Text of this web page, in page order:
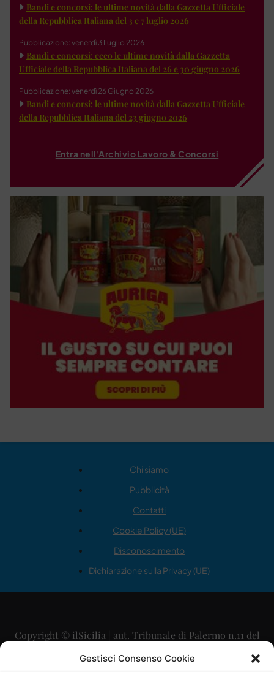
Gestisci Consenso Cookie
Bandi e concorsi: le ultime novità dalla Gazzetta Ufficiale
della Repubblica Italiana del 3 e 7 luglio 2026
Pubblicazione: venerdì 3 Luglio 2026
Bandi e concorsi: ecco le ultime novità dalla Gazzetta
Ufficiale della Repubblica Italiana del 26 e 30 giugno 2026
Pubblicazione: venerdì 26 Giugno 2026
Bandi e concorsi: le ultime novità dalla Gazzetta Ufficiale
della Repubblica Italiana del 23 giugno 2026
Entra nell'Archivio Lavoro & Concorsi
Chi siamo
Pubblicità
Contatti
Cookie Policy (UE)
Disconoscimento
Dichiarazione sulla Privacy (UE)
Copyright © ilSicilia | aut. Tribunale di Palermo n.11 del
29/09/2015